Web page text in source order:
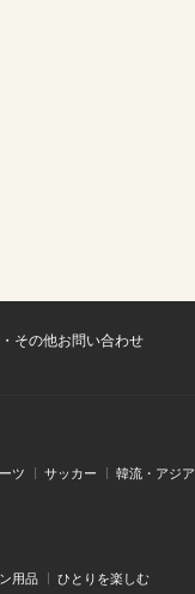
その他お問い合わせ
ツ サッカー 韓流・アジア
用品 ひとりを楽しむ